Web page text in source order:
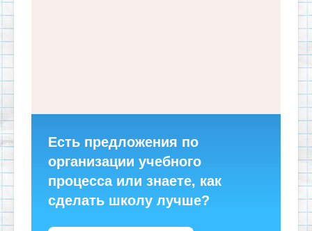
Есть предложения по
организации учебного
процесса или знаете, как
сделать школу лучше?